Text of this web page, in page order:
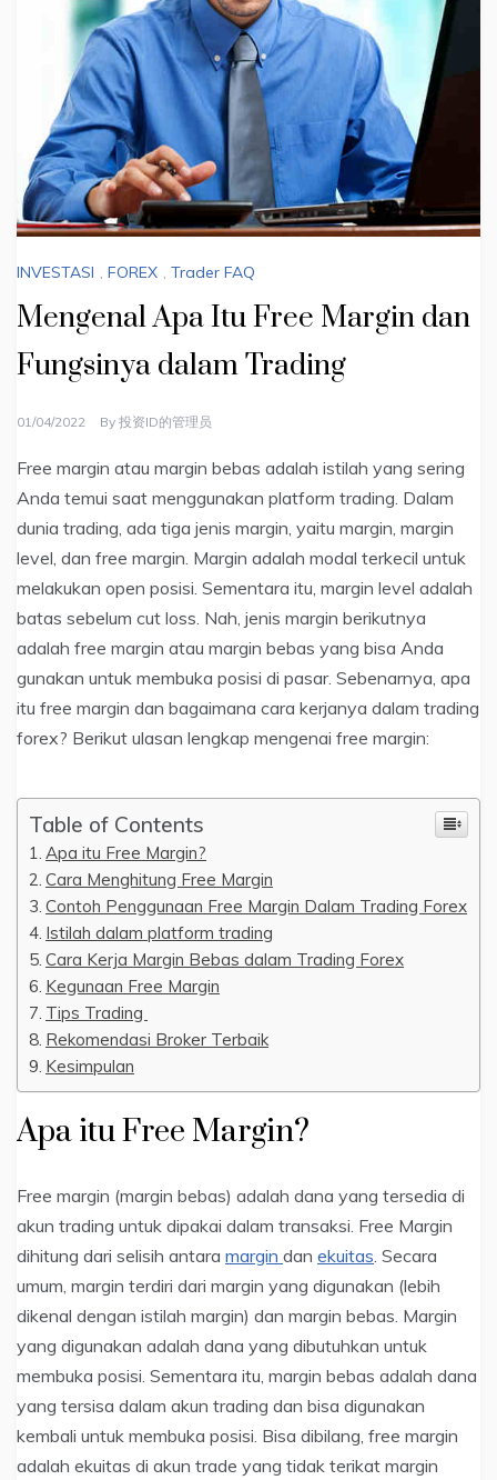
INVESTASI , FOREX , Trader FAQ
Mengenal Apa Itu Free Margin dan
Fungsinya dalam Trading
01/04/2022 By 投资ID的管理员
Free margin atau margin bebas adalah istilah yang sering
Anda temui saat menggunakan platform trading. Dalam
dunia trading, ada tiga jenis margin, yaitu margin, margin
level, dan free margin. Margin adalah modal terkecil untuk
melakukan open posisi. Sementara itu, margin level adalah
batas sebelum cut loss. Nah, jenis margin berikutnya
adalah free margin atau margin bebas yang bisa Anda
gunakan untuk membuka posisi di pasar. Sebenarnya, apa
itu free margin dan bagaimana cara kerjanya dalam trading
forex? Berikut ulasan lengkap mengenai free margin:
Table of Contents
Apa itu Free Margin?
Cara Menghitung Free Margin
Contoh Penggunaan Free Margin Dalam Trading Forex
Istilah dalam platform trading
Cara Kerja Margin Bebas dalam Trading Forex
Kegunaan Free Margin
Tips Trading
Rekomendasi Broker Terbaik
Kesimpulan
Apa itu Free Margin?
Free margin (margin bebas) adalah dana yang tersedia di
akun trading untuk dipakai dalam transaksi. Free Margin
dihitung dari selisih antara margin dan ekuitas . Secara
umum, margin terdiri dari margin yang digunakan (lebih
dikenal dengan istilah margin) dan margin bebas. Margin
yang digunakan adalah dana yang dibutuhkan untuk
membuka posisi. Sementara itu, margin bebas adalah dana
yang tersisa dalam akun trading dan bisa digunakan
kembali untuk membuka posisi. Bisa dibilang, free margin
adalah ekuitas di akun trade yang tidak terikat margin